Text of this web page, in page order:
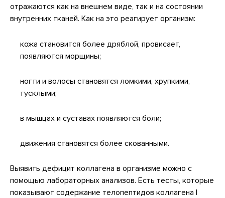
отражаются как на внешнем виде, так и на состоянии
внутренних тканей. Как на это реагирует организм:
кожа становится более дряблой, провисает,
появляются морщины;
ногти и волосы становятся ломкими, хрупкими,
тусклыми;
в мышцах и суставах появляются боли;
движения становятся более скованными.
Выявить дефицит коллагена в организме можно с
помощью лабораторных анализов. Есть тесты, которые
показывают содержание телопептидов коллагена I